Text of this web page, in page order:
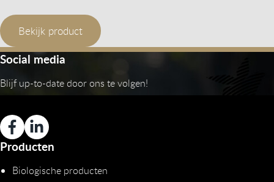
Bekijk product
Social media
Blijf up-to-date door ons te volgen!
Producten
Biologische producten